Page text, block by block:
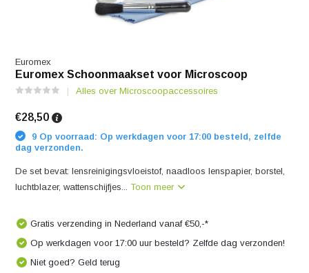
Euromex
Euromex Schoonmaakset voor Microscoop
Alles over Microscoopaccessoires
€28,50
9 Op voorraad: Op werkdagen voor 17:00 besteld, zelfde
dag verzonden.
De set bevat: lensreinigingsvloeistof, naadloos lenspapier, borstel,
luchtblazer, wattenschijfjes...Toon meer
Gratis verzending in Nederland vanaf €50,-*
Op werkdagen voor 17:00 uur besteld? Zelfde dag verzonden!
Niet goed? Geld terug